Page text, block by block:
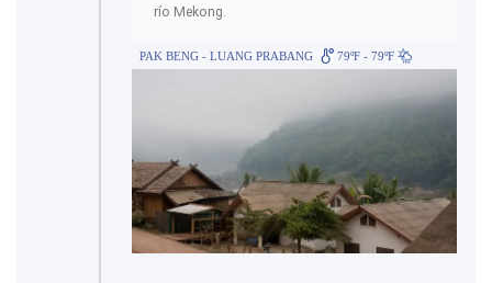
río Mekong.
PAK BENG - LUANG PRABANG 79ºF - 79ºF